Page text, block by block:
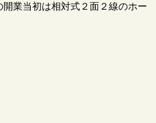
業当初は相対式２面２線のホー